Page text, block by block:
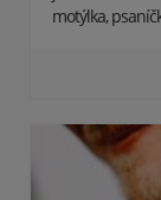
motýlka,